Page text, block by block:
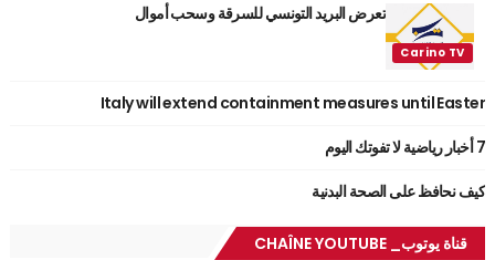
تعرض البريد التونسي للسرقة وسحب أموال
Italy will extend containment measures until Easter
7 أخبار رياضية لا تفوتك اليوم
كيف نحافظ على الصحة البدنية
قناة يوتوب_ CHAÎNE YOUTUBE